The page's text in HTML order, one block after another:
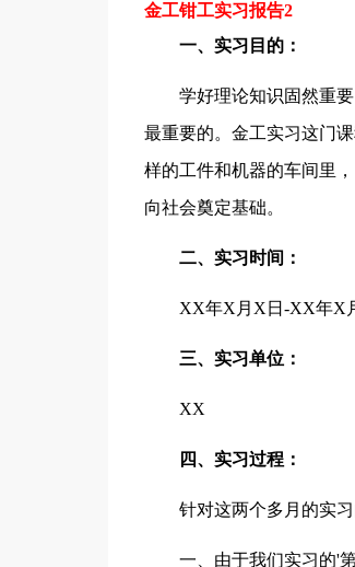
金工钳工实习报告2
一、实习目的：
学好理论知识固然重
最重要的。金工实习这门
样的工件和机器的车间里
向社会奠定基础。
二、实习时间：
XX年X月X日-XX年X
三、实习单位：
XX
四、实习过程：
针对这两个多月的实
一、由于我们实习的'